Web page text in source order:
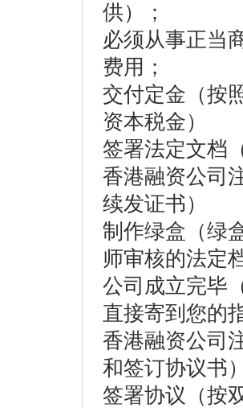
供）；
必须从事正当
费用；
交付定金（按
资本税金）
签署法定文档
香港融资公司
续发证书）
制作绿盒（绿
师审核的法定
公司成立完毕
直接寄到您的
香港融资公司
和签订协议书
签署协议（按